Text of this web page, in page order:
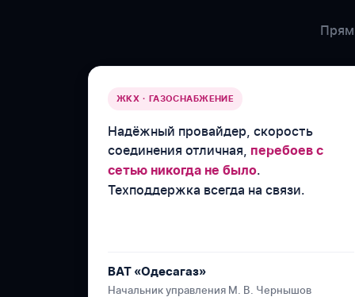
ЖКХ · ГАЗОСНАБЖЕНИЕ
Надёжный провайдер, скорость
соединения отличная, перебоев с
сетью никогда не было.
Техподдержка всегда на связи.
ВАТ «Одесагаз»
Начальник управления М. В. Чернышов